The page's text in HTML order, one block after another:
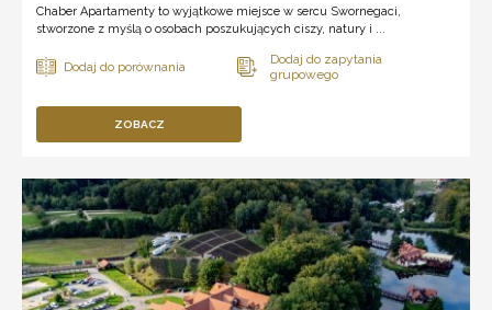
Chaber Apartamenty to wyjątkowe miejsce w sercu Swornegaci,
stworzone z myślą o osobach poszukujących ciszy, natury i ...
ZOBACZ